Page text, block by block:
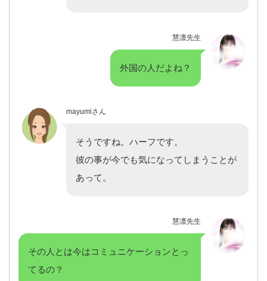
慧凛先生
外国の人だよね？
mayumiさん
そうですね。ハーフです。
彼の事が今でも気になってしまうことが
あって。
慧凛先生
その人とは今はコミュニケーションとっ
てるの？